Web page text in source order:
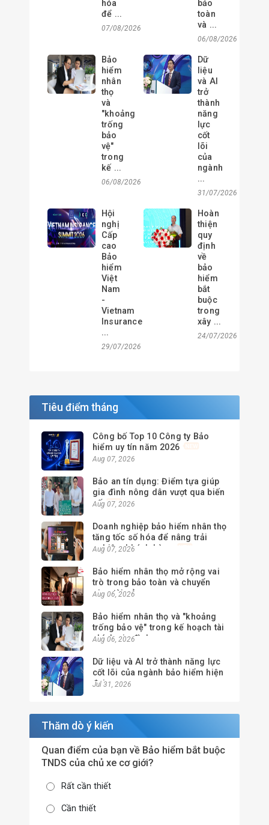
hóa
để ...
07/08/2026
bảo
toàn
và ...
06/08/2026
Bảo
hiểm
nhân
thọ
và
"khoảng
trống
bảo
vệ"
trong
kế ...
06/08/2026
Dữ
liệu
và AI
trở
thành
năng
lực
cốt
lõi
của
ngành
...
31/07/2026
Hội
nghị
Cấp
cao
Bảo
hiểm
Việt
Nam
-
Vietnam
Insurance
...
29/07/2026
Hoàn
thiện
quy
định
về
bảo
hiểm
bắt
buộc
trong
xây ...
24/07/2026
Tiêu điểm tháng
Công bố Top 10 Công ty Bảo
hiểm uy tín năm 2026
Aug 07, 2026
Bảo an tín dụng: Điểm tựa giúp
gia đình nông dân vượt qua biến
cố
Aug 07, 2026
Doanh nghiệp bảo hiểm nhân thọ
tăng tốc số hóa để nâng trải
nghiệm khách hàng
Aug 07, 2026
Bảo hiểm nhân thọ mở rộng vai
trò trong bảo toàn và chuyển
giao tài sản
Aug 06, 2026
Bảo hiểm nhân thọ và "khoảng
trống bảo vệ" trong kế hoạch tài
chính gia đình
Aug 06, 2026
Dữ liệu và AI trở thành năng lực
cốt lõi của ngành bảo hiểm hiện
đại
Jul 31, 2026
Thăm dò ý kiến
Quan điểm của bạn về Bảo hiểm bắt buộc
TNDS của chủ xe cơ giới?
Rất cần thiết
Cần thiết